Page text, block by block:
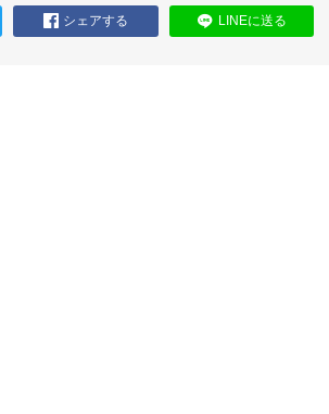
シェアする LINEに送る